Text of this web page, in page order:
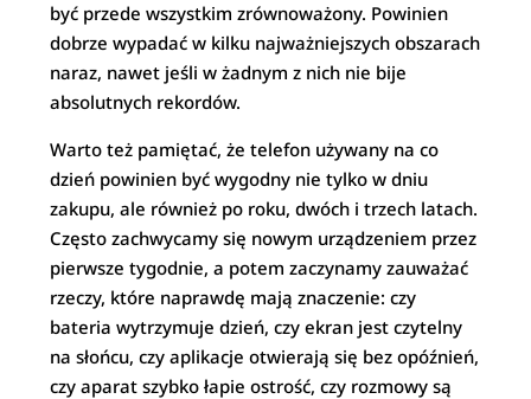
być przede wszystkim zrównoważony. Powinien
dobrze wypadać w kilku najważniejszych obszarach
naraz, nawet jeśli w żadnym z nich nie bije
absolutnych rekordów.
Warto też pamiętać, że telefon używany na co
dzień powinien być wygodny nie tylko w dniu
zakupu, ale również po roku, dwóch i trzech latach.
Często zachwycamy się nowym urządzeniem przez
pierwsze tygodnie, a potem zaczynamy zauważać
rzeczy, które naprawdę mają znaczenie: czy
bateria wytrzymuje dzień, czy ekran jest czytelny
na słońcu, czy aplikacje otwierają się bez opóźnień,
czy aparat szybko łapie ostrość, czy rozmowy są